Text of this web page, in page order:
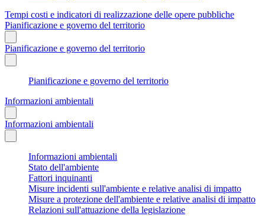
Tempi costi e indicatori di realizzazione delle opere pubbliche
Pianificazione e governo del territorio
Pianificazione e governo del territorio
Pianificazione e governo del territorio
Informazioni ambientali
Informazioni ambientali
Informazioni ambientali
Stato dell'ambiente
Fattori inquinanti
Misure incidenti sull'ambiente e relative analisi di impatto
Misure a protezione dell'ambiente e relative analisi di impatto
Relazioni sull'attuazione della legislazione